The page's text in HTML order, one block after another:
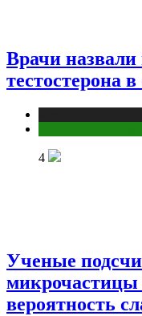
Врачи
тестостерона
4
Ученые
микрочастицы
вероятность